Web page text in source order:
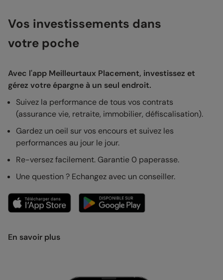
Vos investissements dans
votre poche
Avec l'app Meilleurtaux Placement, investissez et
gérez votre épargne à un seul endroit.
Suivez la performance de tous vos contrats
(assurance vie, retraite, immobilier, défiscalisation).
Gardez un oeil sur vos encours et suivez les
performances au jour le jour.
Re-versez facilement. Garantie 0 paperasse.
Une question ? Echangez avec un conseiller.
En savoir plus